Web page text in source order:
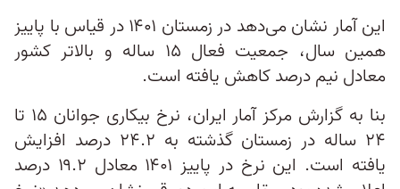
این آمار نشان می‌دهد در زمستان ۱۴۰۱ در قیاس با پاییز
همین سال، جمعیت فعال ۱۵ ساله و بالاتر کشور
معادل نیم درصد کاهش یافته است.
بنا به گزارش مرکز آمار ایران، نرخ بیکاری جوانان ۱۵ تا
۲۴ ساله در زمستان گذشته به ۲۴.۲ درصد افزایش
یافته است. این نرخ در پاییز ۱۴۰۱ معادل ۱۹.۲ درصد